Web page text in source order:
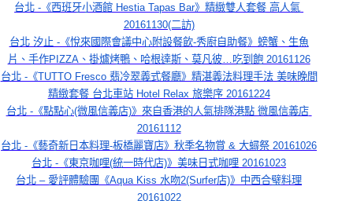
台北 -《西班牙小酒館 Hestia Tapas Bar》精緻雙人套餐 高人氣
20161130(二訪)
台北 汐止 -《悅來國際會議中心附設餐飲-秀廚自助餐》螃蟹、生魚
片、手作PIZZA、掛爐烤鴨、哈根達斯、莫凡彼…吃到飽 20161126
台北 -《TUTTO Fresco 翡冷翠義式餐廳》精湛義法料理手法 美味晚間
精緻套餐 台北車站 Hotel Relax 旅樂序 20161224
台北 -《點點心(微風信義店)》來自香港的人氣排隊港點 微風信義店
20161112
台北 -《藝奇新日本料理-板橋麗寶店》秋季名物賞 & 大蟳祭 20161026
台北 -《東京咖哩(統一時代店)》美味日式咖哩 20161023
台北 – 愛評體驗團《Aqua Kiss 水吻2(Surfer店)》中西合璧料理
20161022